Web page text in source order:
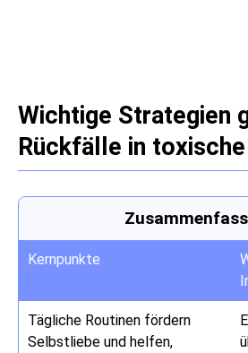
Wichtige Strategien
Rückfälle in
Kernpunkte
Tägliche Routinen fördern
Selbstliebe und helfen,